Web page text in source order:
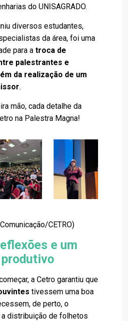
do UNISAGRADO.
diversos estudantes,
da área, foi uma
para a troca de
palestrantes e
da realização de um
.
mão, cada detalhe da
na Palestra Magna!
CETRO)
e um
a Cetro garantiu que
tivessem uma boa
de perto, o
a distribuição de folhetos